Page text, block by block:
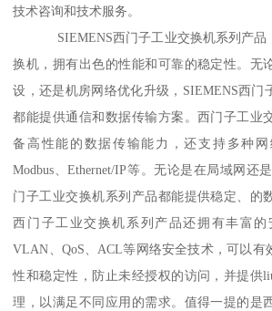
技术咨询和技术服务。
SIEMENS西门子工业交换机系列产品
换机，拥有出色的性能和可靠的稳定性。无
设，还是机房网络优化升级，SIEMENS西门
都能提供通信和数据传输方案。西门子工业
备高性能的数据传输能力，还支持多种网
Modbus、Ethernet/IP等。无论是在局域网还
门子工业交换机系列产品都能提供稳定、的
西门子工业交换机系列产品还拥有丰富
VLAN、QoS、ACL等网络安全技术，可以有
性和稳定性，防止未经授权的访问，并提供
理，以满足不同应用的需求。值得一提的是